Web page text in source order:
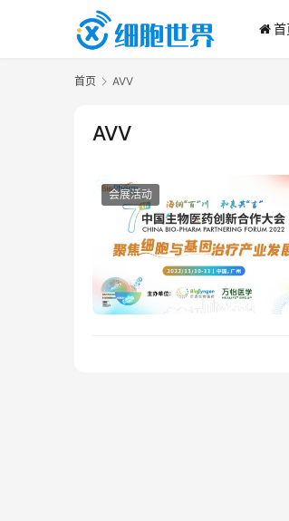
首
首页 AVV
AVV
会展活动